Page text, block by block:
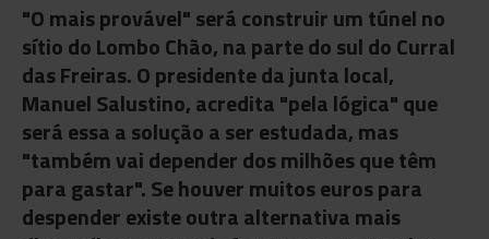
"O mais provável" será construir um túnel no
sítio do Lombo Chão, na parte do sul do Curral
das Freiras. O presidente da junta local,
Manuel Salustino, acredita "pela lógica" que
será essa a solução a ser estudada, mas
"também vai depender dos milhões que têm
para gastar". Se houver muitos euros para
despender existe outra alternativa mais